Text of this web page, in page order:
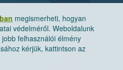
megismerheti, hogyan
védelméről. Weboldalunk
felhasználói élmény
kérjük, kattintson az